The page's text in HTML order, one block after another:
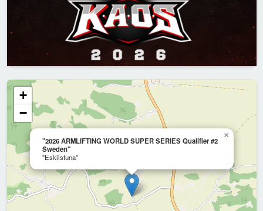
"2026 ARMLIFTING WORLD SUPER SERIES Qualifier #2
Sweden"
"Eskilstuna"
×
+
−